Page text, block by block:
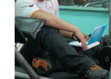
pun tak tau.. pengsan
mungkin sebab abg
masalah dyslexia.. tapi
dyslexia tu.. lepas tu